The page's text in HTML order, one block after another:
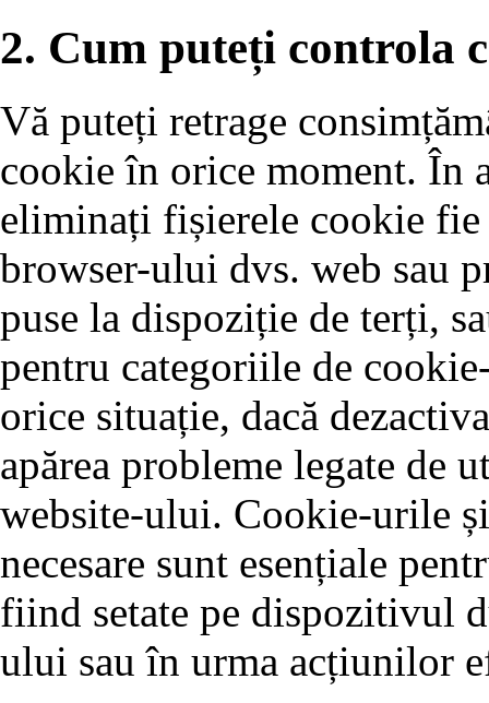
2. Cum puteți controla
Vă puteți retrage
cookie în orice moment. În
eliminați fișierele cookie
browser-ului dvs. web sau
puse la dispoziție de terți,
pentru categoriile de
orice situație, dacă
apărea probleme legate de
website-ului. Cookie-urile
necesare sunt esențiale
fiind setate pe dispozitivul
ului sau în urma acțiunilor